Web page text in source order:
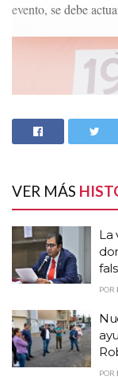
evento, se debe
HISTORIAS
La versión
VER MÁS
La
POR
POR